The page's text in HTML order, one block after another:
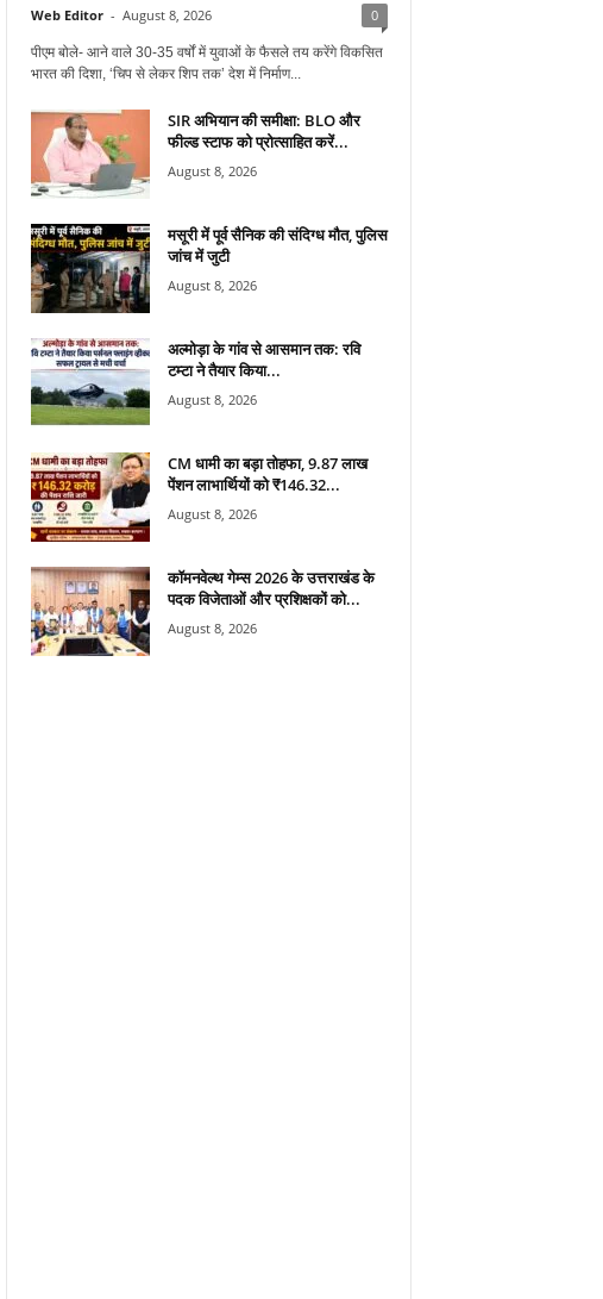
Web Editor - August 8, 2026 0
पीएम बोले- आने वाले 30-35 वर्षों में युवाओं के फैसले तय करेंगे विकसित
भारत की दिशा, ‘चिप से लेकर शिप तक’ देश में निर्माण...
SIR अभियान की समीक्षा: BLO और
फील्ड स्टाफ को प्रोत्साहित करें...
August 8, 2026
मसूरी में पूर्व सैनिक की संदिग्ध मौत, पुलिस
जांच में जुटी
August 8, 2026
अल्मोड़ा के गांव से आसमान तक: रवि
टम्टा ने तैयार किया...
August 8, 2026
CM धामी का बड़ा तोहफा, 9.87 लाख
पेंशन लाभार्थियों को ₹146.32...
August 8, 2026
कॉमनवेल्थ गेम्स 2026 के उत्तराखंड के
पदक विजेताओं और प्रशिक्षकों को...
August 8, 2026